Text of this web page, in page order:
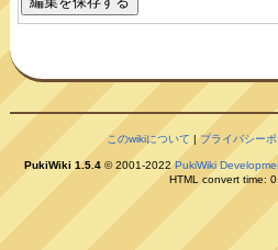
このwikiについて |プライバシー
PukiWiki 1.5.4 © 2001-2022PukiWiki
HTML convert time: